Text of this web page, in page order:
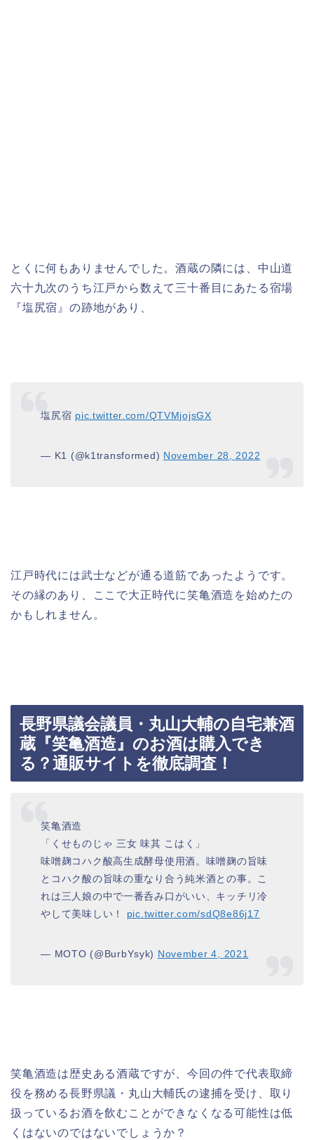
とくに何もありませんでした。酒蔵の隣には、中山道
六十九次のうち江戸から数えて三十番目にあたる宿場
『塩尻宿』の跡地があり、
塩尻宿 pic.twitter.com/QTVMjojsGX
— K1 (@k1transformed) November 28, 2022
江戸時代には武士などが通る道筋であったようです。
その縁のあり、ここで大正時代に笑亀酒造を始めたの
かもしれません。
長野県議会議員・丸山大輔の自宅兼酒
蔵『笑亀酒造』のお酒は購入でき
る？通販サイトを徹底調査！
笑亀酒造
「くせものじゃ 三女 味其 こはく」
味噌麹コハク酸高生成酵母使用酒。味噌麹の旨味
とコハク酸の旨味の重なり合う純米酒との事。こ
れは三人娘の中で一番呑み口がいい、キッチリ冷
やして美味しい！ pic.twitter.com/sdQ8e86j17
— MOTO (@BurbYsyk) November 4, 2021
笑亀酒造は歴史ある酒蔵ですが、今回の件で代表取締
役を務める長野県議・丸山大輔氏の逮捕を受け、取り
扱っているお酒を飲むことができなくなる可能性は低
くはないのではないでしょうか？